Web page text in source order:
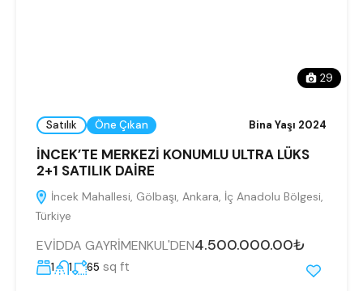
29
Satılık Öne Çıkan Bina Yaşı 2024
İNCEK’TE MERKEZİ KONUMLU ULTRA LÜKS
2+1 SATILIK DAİRE
İncek Mahallesi, Gölbaşı, Ankara, İç Anadolu Bölgesi,
Türkiye
EVİDDA GAYRİMENKUL'DEN4.500.000.00₺
1 1 65 sq ft